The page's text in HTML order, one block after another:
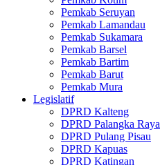
Pemkab Seruyan
Pemkab Lamandau
Pemkab Sukamara
Pemkab Barsel
Pemkab Bartim
Pemkab Barut
Pemkab Mura
Legislatif
DPRD Kalteng
DPRD Palangka Raya
DPRD Pulang Pisau
DPRD Kapuas
DPRD Katingan